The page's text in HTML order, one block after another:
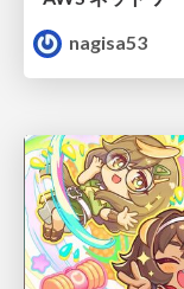
nagisa53